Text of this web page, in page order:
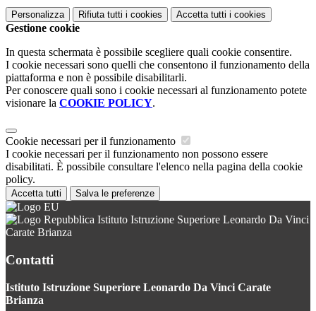
Personalizza Rifiuta tutti i cookies Accetta tutti i cookies
Gestione cookie
In questa schermata è possibile scegliere quali cookie consentire.
I cookie necessari sono quelli che consentono il funzionamento della
piattaforma e non è possibile disabilitarli.
Per conoscere quali sono i cookie necessari al funzionamento potete
visionare la COOKIE POLICY.
Cookie necessari per il funzionamento
I cookie necessari per il funzionamento non possono essere
disabilitati. È possibile consultare l'elenco nella pagina della cookie
policy.
Accetta tutti Salva le preferenze
Istituto Istruzione Superiore Leonardo Da Vinci
Carate Brianza
Contatti
Istituto Istruzione Superiore Leonardo Da Vinci Carate
Brianza